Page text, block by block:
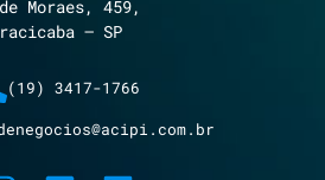
Moraes, 459,
– SP
(19) 3417-1766